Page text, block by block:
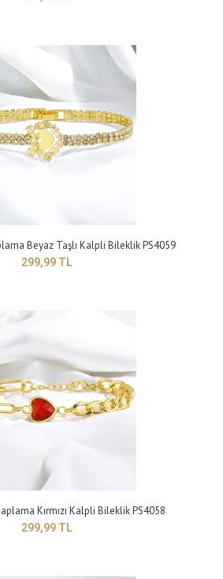
Hasır Zincirli Taşlı Kalp Bileklik PS4177
299,99 TL
bileklikTakı setleri..
Beyaz Taşlı Kalpli Bileklik PS4059
299,99 TL
Kırmızı Kalpli Bileklik PS4058
299,99 TL